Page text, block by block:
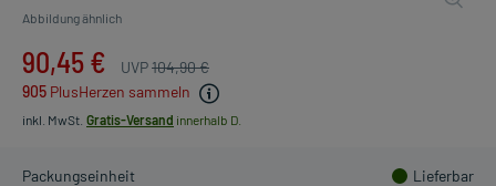
Abbildung ähnlich
90,45 € UVP104,90 €
905 PlusHerzen sammeln
inkl. MwSt. Gratis-Versand innerhalb D.
Packungseinheit Lieferbar